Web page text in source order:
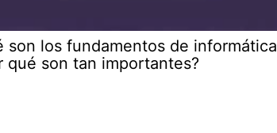
son los fundamentos de informática
qué son tan importantes?